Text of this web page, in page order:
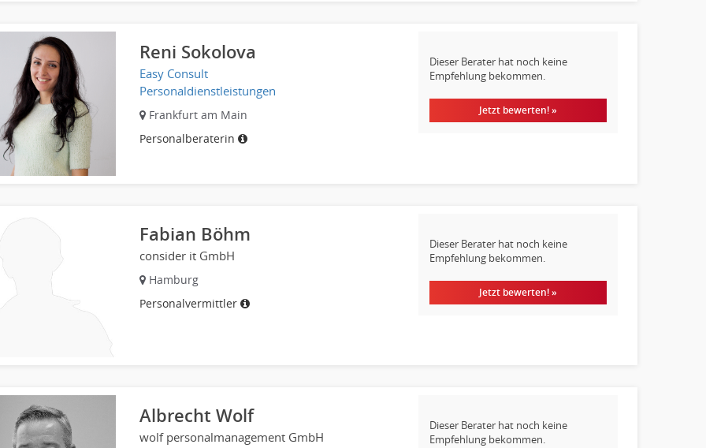
Reni Sokolova
Easy Consult
Personaldienstleistungen
Frankfurt am Main
Personalberaterin
Dieser Berater hat noch keine
Empfehlung bekommen.
Jetzt bewerten! »
Fabian Böhm
consider it GmbH
Hamburg
Personalvermittler
Dieser Berater hat noch keine
Empfehlung bekommen.
Jetzt bewerten! »
Albrecht Wolf
wolf personalmanagement GmbH
Dieser Berater hat noch keine
Empfehlung bekommen.